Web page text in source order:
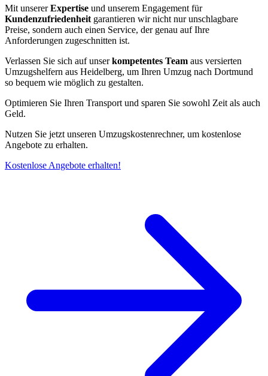
Mit unsererExpertise und unserem Engagement für
Kundenzufriedenheit garantieren wir nicht nur unschlagbare
Preise, sondern auch einen Service, der genau auf Ihre
Anforderungen zugeschnitten ist.
Verlassen Sie sich auf unserkompetentes Team aus versierten
Umzugshelfern aus Heidelberg, um Ihren Umzug nach Dortmund
so bequem wie möglich zu gestalten.
Optimieren Sie Ihren Transport und sparen Sie sowohl Zeit als auch
Geld.
Nutzen Sie jetzt unseren Umzugskostenrechner, um kostenlose
Angebote zu erhalten.
Kostenlose Angebote erhalten!